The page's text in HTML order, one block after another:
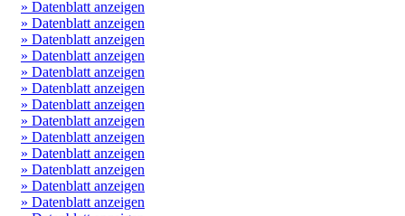
» Datenblatt anzeigen
» Datenblatt anzeigen
» Datenblatt anzeigen
» Datenblatt anzeigen
» Datenblatt anzeigen
» Datenblatt anzeigen
» Datenblatt anzeigen
» Datenblatt anzeigen
» Datenblatt anzeigen
» Datenblatt anzeigen
» Datenblatt anzeigen
» Datenblatt anzeigen
» Datenblatt anzeigen